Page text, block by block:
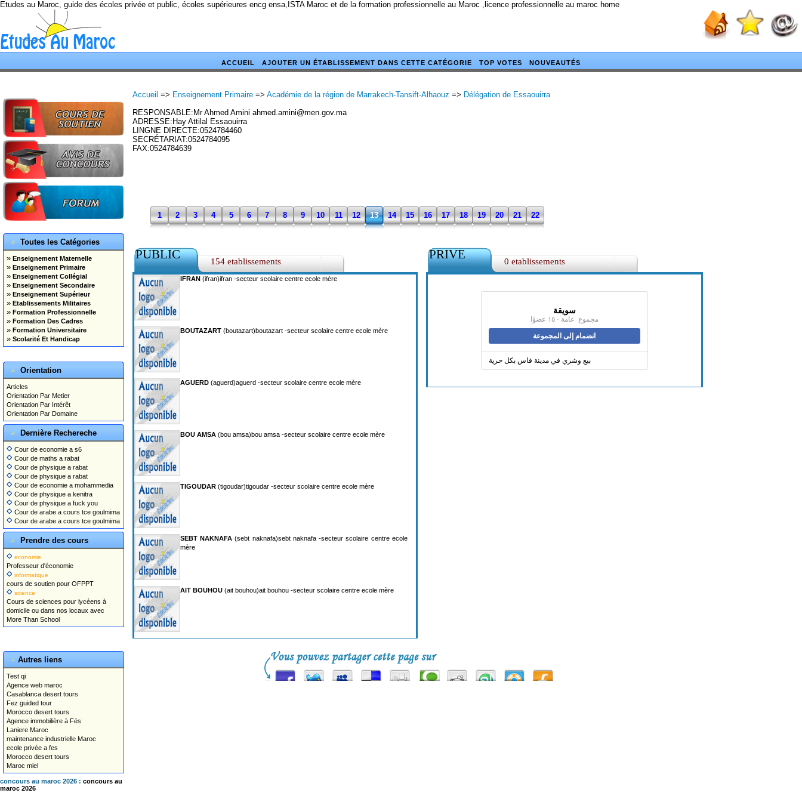
Etudes au Maroc, guide des écoles privée et public, écoles supérieures encg ensa,ISTA Maroc et de la formation professionnelle au Maroc ,licence professionnelle au maroc home
ACCUEIL AJOUTER UN ÉTABLISSEMENT DANS CETTE CATÉGORIE TOP VOTES NOUVEAUTÉS
Toutes les Catégories
» Enseignement Maternelle
» Enseignement Primaire
» Enseignement Collégial
» Enseignement Secondaire
» Enseignement Supérieur
» Etablissements Militaires
» Formation Professionnelle
» Formation Des Cadres
» Formation Universitaire
» Scolarité Et Handicap
Orientation
Articles
Orientation Par Metier
Orientation Par Intérêt
Orientation Par Domaine
Dernière Rechereche
Cour de economie a s6
Cour de maths a rabat
Cour de physique a rabat
Cour de physique a rabat
Cour de economie a mohammedia
Cour de physique a kenitra
Cour de physique a fuck you
Cour de arabe a cours tce goulmima
Cour de arabe a cours tce goulmima
Prendre des cours
economie
Professeur d'économie
informatique
cours de soutien pour OFPPT
science
Cours de sciences pour lycéens à
domicile ou dans nos locaux avec
More Than School
Autres liens
Test qi
Agence web maroc
Casablanca desert tours
Fez guided tour
Morocco desert tours
Agence immobilière à Fés
Laniere Maroc
maintenance industrielle Maroc
ecole privée a fes
Morocco desert tours
Maroc miel
concours au maroc 2026 : concours au
maroc 2026
Accueil => Enseignement Primaire => Académie de la région de Marrakech-Tansift-Alhaouz => Délégation de Essaouirra
RESPONSABLE:Mr Ahmed Amini ahmed.amini@men.gov.ma
ADRESSE:Hay Attilal Essaouirra
LINGNE DIRECTE:0524784460
SECRÉTARIAT:0524784095
FAX:0524784639
1 2 3 4 5 6 7 8 9 10 11 12 13 14 15 16 17 18 19 20 21 22
PUBLIC 154 etablissements
IFRAN (ifran)ifran -secteur scolaire centre ecole mère
BOUTAZART (boutazart)boutazart -secteur scolaire centre ecole mère
AGUERD (aguerd)aguerd -secteur scolaire centre ecole mère
BOU AMSA (bou amsa)bou amsa -secteur scolaire centre ecole mère
TIGOUDAR (tigoudar)tigoudar -secteur scolaire centre ecole mère
SEBT NAKNAFA (sebt naknafa)sebt naknafa -secteur scolaire centre ecole
mère
AIT BOUHOU (ait bouhou)ait bouhou -secteur scolaire centre ecole mère
PRIVE 0 etablissements
‏سويقة‏
مجموع ‏ ‏عامة‏ · ‏١٥‏ عضوًا
انضمام إلى المجموعة
بيع وشري في مدينة فاس بكل حرية